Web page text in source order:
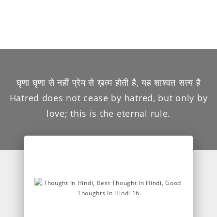
घृणा घृणा से नहीं प्रेम से ख़त्म होती है, यह शाश्वत सत्य है
Hatred does not cease by hatred, but only by
love; this is the eternal rule.